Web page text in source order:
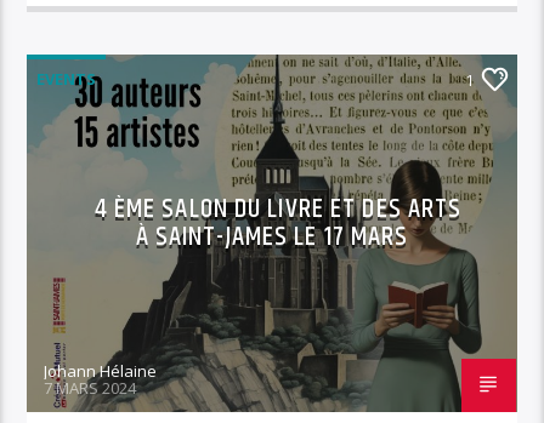
EVENTS 1
4 ÈME SALON DU LIVRE ET DES ARTS
À SAINT-JAMES LE 17 MARS
Johann Hélaine
7 MARS 2024